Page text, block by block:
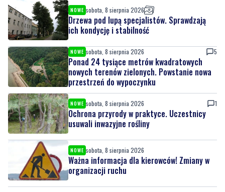
NOWE sobota, 8 sierpnia 2026
Ponad 24 tysiące metrów kwadratowych
nowych terenów zielonych. Powstanie nowa
przestrzeń do wypoczynku
NOWE sobota, 8 sierpnia 2026
Ochrona przyrody w praktyce. Uczestnicy
usuwali inwazyjne rośliny
NOWE sobota, 8 sierpnia 2026
Ważna informacja dla kierowców! Zmiany w